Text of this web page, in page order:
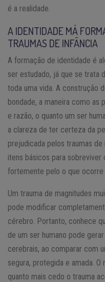
é a realidade.
A IDENTIDADE MÁ
TRAUMAS DE INFÂNCIA
A formação de identidade é
ser estudado, já que se trata
toda uma vida. A construção
bondade, a maneira como as
e razão, o quanto um ser
a clareza de ter certeza da
prejudicada pelos traumas
itens básicos para
fortemente pelo o que ocorre
Um trauma de magnitudes
pode modificar
cérebro. Portanto, conhece
de um ser humano pode
cerebrais, ao comparar com
segura, protegida e amada.
quanto mais cedo o trauma